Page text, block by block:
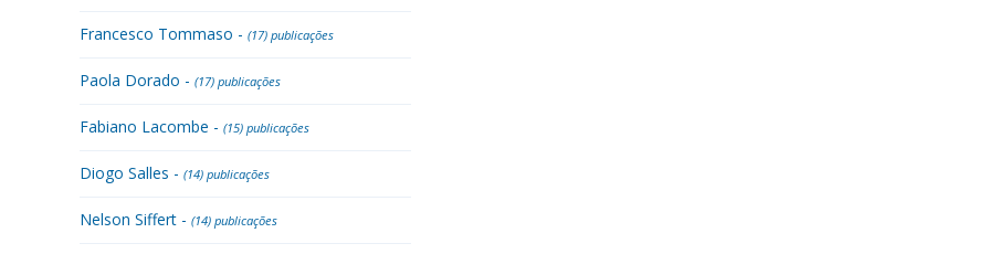
Francesco Tommaso - (17) publicações
Paola Dorado - (17) publicações
Fabiano Lacombe - (15) publicações
Diogo Salles - (14) publicações
Nelson Siffert - (14) publicações